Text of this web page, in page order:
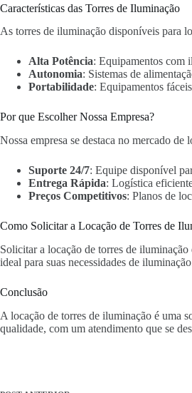
Características das Torres de Iluminação
As torres de iluminação disponíveis para
Alta Potência: Equipamentos com
Autonomia: Sistemas de
Portabilidade: Equipamentos
Por que Escolher Nossa Empresa?
Nossa empresa se destaca no mercado
Suporte 24/7: Equipe disponível
Entrega Rápida: Logística
Preços Competitivos: Planos de
Como Solicitar a Locação de Torres de
Solicitar a locação de torres de
ideal para suas necessidades de
Conclusão
A locação de torres de iluminação é uma
qualidade, com um atendimento que se